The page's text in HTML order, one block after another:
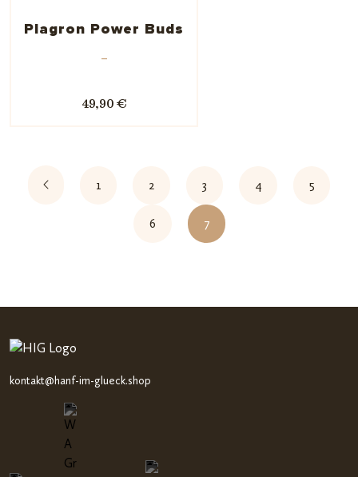
Plagron Power Buds
–
49,90 €
1 2 3 4 5
6 7
kontakt@hanf-im-glueck.shop